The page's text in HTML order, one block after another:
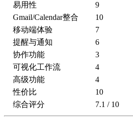
易用性
9
Gmail/Calendar整合
10
移动端体验
7
提醒与通知
6
协作功能
3
可视化工作流
4
高级功能
4
性价比
10
综合评分
7.1 / 10